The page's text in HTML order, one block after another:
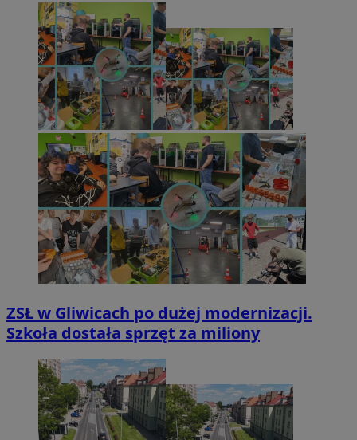
ZSŁ w Gliwicach po dużej modernizacji.
Szkoła dostała sprzęt za miliony